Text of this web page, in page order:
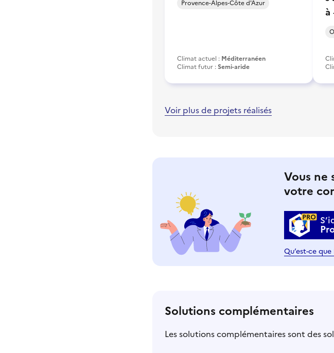
Provence-Alpes-Côte d'Azur
Climat actuel : Méditerranéen
Climat futur :Semi-aride
à
Voir plus de projets réalisés
Vous ne
votre
Qu’est-ce
Solutions complémentaires
Les solutions complémentaires sont des